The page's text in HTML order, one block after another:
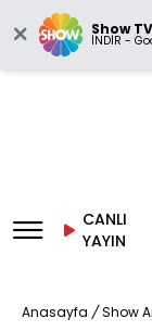
Show TV
İNDİR -
CANLI
YAYIN
Anasayfa / Show